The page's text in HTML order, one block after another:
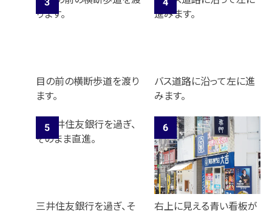
目の前の横断歩道を渡り
ます。
バス道路に沿って左に進
みます。
三井住友銀行を過ぎ、そ
右上に見える青い看板が